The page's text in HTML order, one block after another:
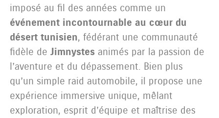
imposé au fil des années comme un
événement incontournable au cœur du
désert tunisien, fédérant une communauté
fidèle de Jimnystes animés par la passion de
l’aventure et du dépassement. Bien plus
qu’un simple raid automobile, il propose une
expérience immersive unique, mêlant
exploration, esprit d’équipe et maîtrise des